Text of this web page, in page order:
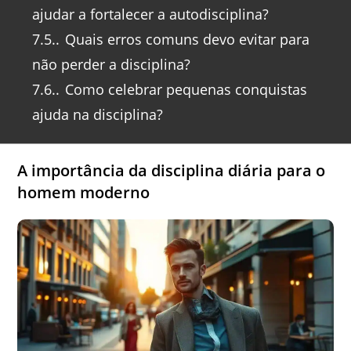
ajudar a fortalecer a autodisciplina?
7.5. Quais erros comuns devo evitar para
não perder a disciplina?
7.6. Como celebrar pequenas conquistas
ajuda na disciplina?
A importância da disciplina diária para o
homem moderno